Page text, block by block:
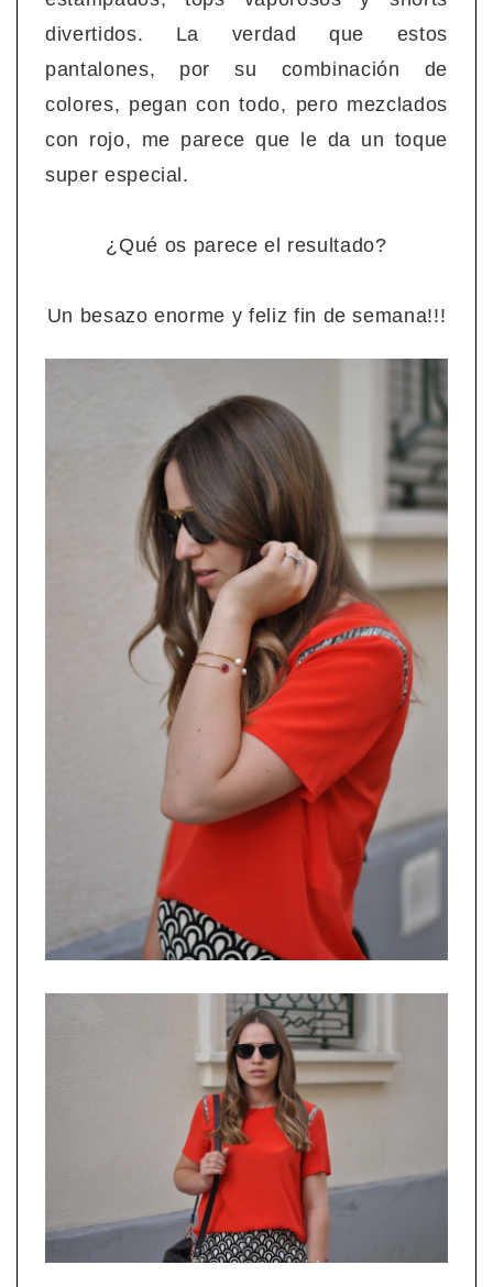
divertidos. La verdad que estos
pantalones, por su combinación de
colores, pegan con todo, pero mezclados
con rojo, me parece que le da un toque
super especial.
¿Qué os parece el resultado?
Un besazo enorme y feliz fin de semana!!!